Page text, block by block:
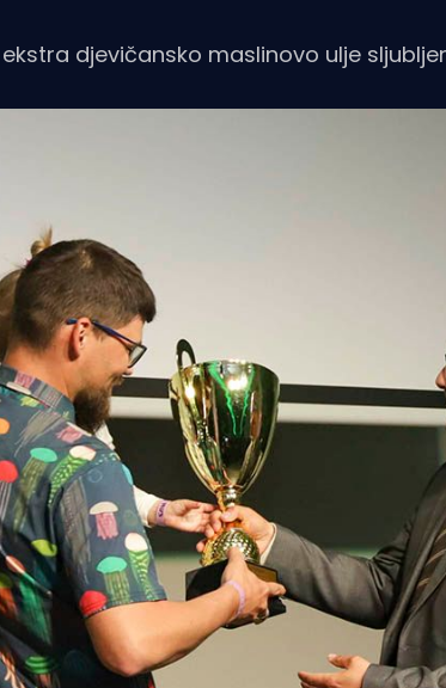
ekstra djevičansko maslinovo ulje